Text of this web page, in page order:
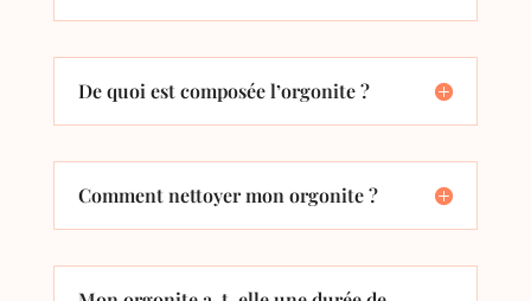
De quoi est composée l’orgonite ?
Comment nettoyer mon orgonite ?